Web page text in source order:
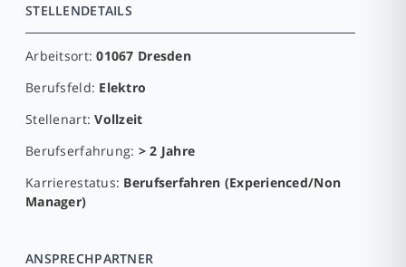
STELLENDETAILS
Arbeitsort:01067 Dresden
Berufsfeld: Elektro
Stellenart:Vollzeit
Berufserfahrung: > 2 Jahre
Karrierestatus: Berufserfahren (Experienced/Non
Manager)
ANSPRECHPARTNER